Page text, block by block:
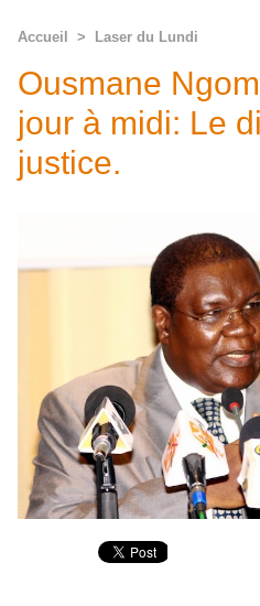
Accueil > Laser du Lundi
Ousmane
jour à midi: Le
justice.